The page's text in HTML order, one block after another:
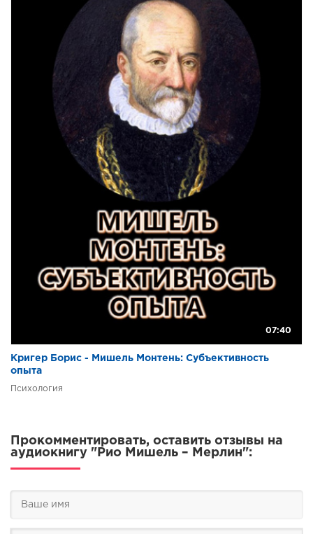
07:40
Кригер Борис - Мишель Монтень: Субъективность
опыта
Психология
Прокомментировать, оставить отзывы на
аудиокнигу "Рио Мишель – Мерлин":